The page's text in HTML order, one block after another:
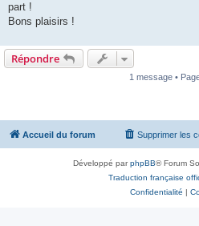
part !
Bons plaisirs !
Répondre
1 message •
Accueil du forum Supprimer les
Développé parphpBB® Forum
Traduction française
Confidentialité |